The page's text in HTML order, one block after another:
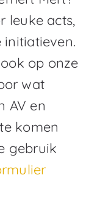
leuke acts,
initiatieven.
op onze
wat
AV en
komen
gebruik